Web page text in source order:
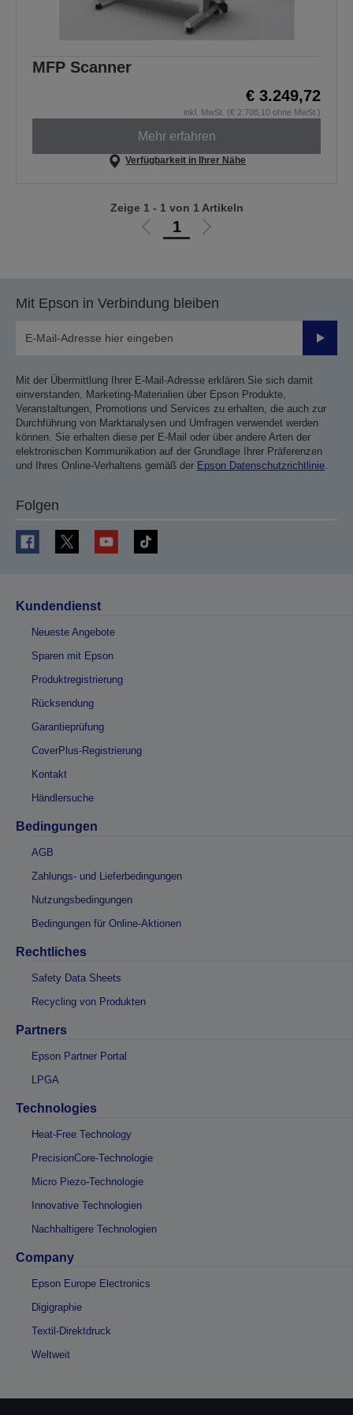
MFP Scanner
€ 3.249,72
inkl. MwSt. (€ 2.708,10 ohne MwSt.)
Mehr erfahren
Verfügbarkeit in Ihrer Nähe
Zur
1
Zur
Zeige 1 - 1 von 1 Artikeln
Mit Epson in Verbindung bleiben
Mit der Übermittlung Ihrer E-Mail-Adresse erklären Sie sich damit
einverstanden, Marketing-Materialien über Epson Produkte,
Veranstaltungen, Promotions und Services zu erhalten, die auch zur
Durchführung von Marktanalysen und Umfragen verwendet werden
können. Sie erhalten diese per E-Mail oder über andere Arten der
elektronischen Kommunikation auf der Grundlage Ihrer Präferenzen
und Ihres Online-Verhaltens gemäß der Epson Datenschutzrichtlinie.
Folgen
Kundendienst
Neueste Angebote
Sparen mit Epson
Produktregistrierung
Rücksendung
Garantieprüfung
CoverPlus-Registrierung
Kontakt
Händlersuche
Bedingungen
AGB
Zahlungs- und Lieferbedingungen
Nutzungsbedingungen
Bedingungen für Online-Aktionen
Rechtliches
Safety Data Sheets
Recycling von Produkten
Partners
Epson Partner Portal
LPGA
Technologies
Heat-Free Technology
PrecisionCore-Technologie
Micro Piezo-Technologie
Innovative Technologien
Nachhaltigere Technologien
Company
Epson Europe Electronics
Digigraphie
Textil-Direktdruck
Weltweit